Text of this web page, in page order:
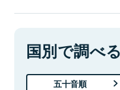
国別で調べる
五十音順